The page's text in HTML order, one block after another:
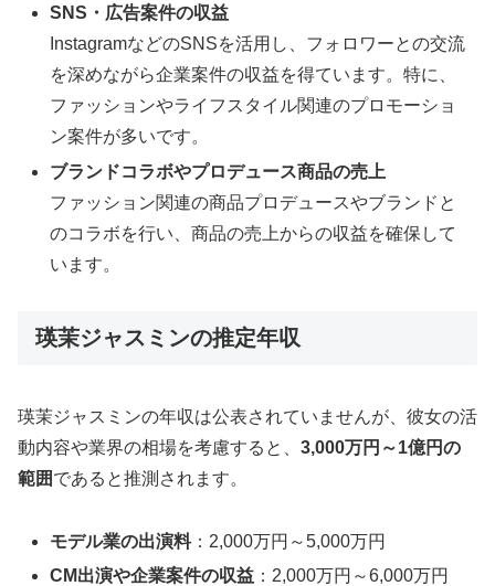
SNS・広告案件の収益
InstagramなどのSNSを活用し、フォロワーとの交流
を深めながら企業案件の収益を得ています。特に、
ファッションやライフスタイル関連のプロモーショ
ン案件が多いです。
ブランドコラボやプロデュース商品の売上
ファッション関連の商品プロデュースやブランドと
のコラボを行い、商品の売上からの収益を確保して
います。
瑛茉ジャスミンの推定年収
瑛茉ジャスミンの年収は公表されていませんが、彼女の活
動内容や業界の相場を考慮すると、 3,000万円～1億円の
範囲であると推測されます。
モデル業の出演料：2,000万円～5,000万円
CM出演や企業案件の収益 ：2,000万円～6,000万円